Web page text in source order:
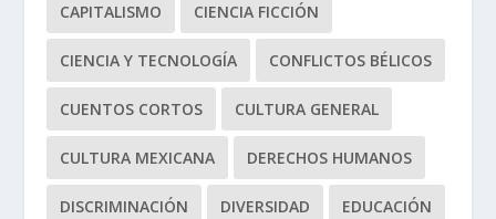
CAPITALISMO CIENCIA FICCIÓN
CIENCIA Y TECNOLOGÍA CONFLICTOS BÉLICOS
CUENTOS CORTOS CULTURA GENERAL
CULTURA MEXICANA DERECHOS HUMANOS
DISCRIMINACIÓN DIVERSIDAD EDUCACIÓN